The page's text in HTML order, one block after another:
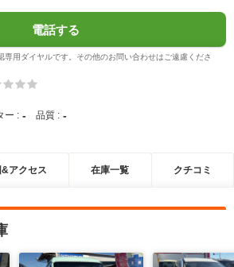
電話する
用ダイヤルです。その他のお問い合わせはご遠慮くださ
ー : - 品質 : -
アクセス 在庫一覧 クチコミ